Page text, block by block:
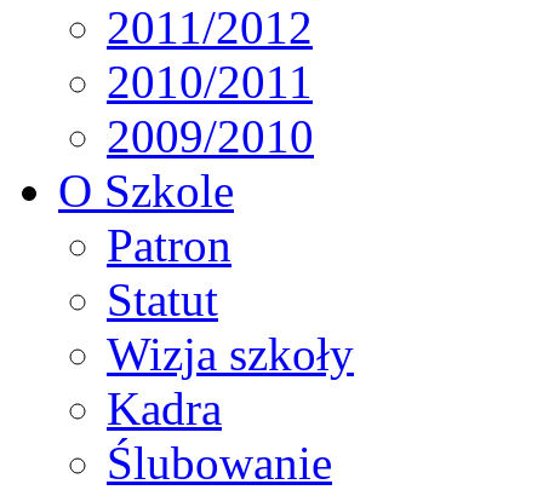
2011/2012
2010/2011
2009/2010
O Szkole
Patron
Statut
Wizja szkoły
Kadra
Ślubowanie